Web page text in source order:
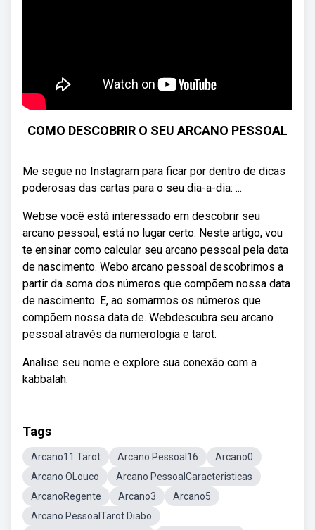
COMO DESCOBRIR O SEU ARCANO PESSOAL
Me segue no Instagram para ficar por dentro de dicas
poderosas das cartas para o seu dia-a-dia: ...
Webse você está interessado em descobrir seu
arcano pessoal, está no lugar certo. Neste artigo, vou
te ensinar como calcular seu arcano pessoal pela data
de nascimento. Webo arcano pessoal descobrimos a
partir da soma dos números que compõem nossa data
de nascimento. E, ao somarmos os números que
compõem nossa data de. Webdescubra seu arcano
pessoal através da numerologia e tarot.
Analise seu nome e explore sua conexão com a
kabbalah.
Tags
Arcano11 Tarot Arcano Pessoal16
Arcano0
Arcano OLouco
Arcano PessoalCaracteristicas
ArcanoRegente
Arcano3
Arcano5
Arcano PessoalTarot Diabo